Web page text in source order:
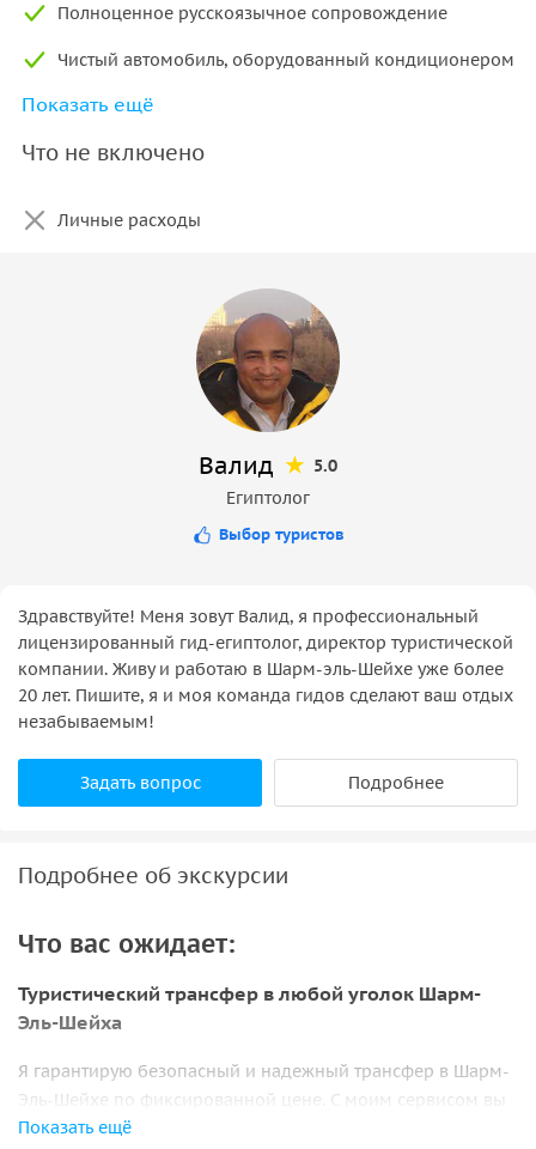
Полноценное русскоязычное сопровождение
Чистый автомобиль, оборудованный кондиционером
Вода и снеки
Показать ещё
Что не включено
Личные расходы
Валид
5.0
Египтолог
Выбор туристов
Здравствуйте! Меня зовут Валид, я профессиональный
лицензированный гид-египтолог, директор туристической
компании. Живу и работаю в Шарм-эль-Шейхе уже более
20 лет. Пишите, я и моя команда гидов сделают ваш отдых
незабываемым!
Задать вопрос Подробнее
Подробнее об экскурсии
Что вас ожидает:
Туристический трансфер в любой уголок Шарм-
Эль-Шейха
Я гарантирую безопасный и надежный трансфер в Шарм-
Эль-Шейхе по фиксированной цене. С моим сервисом вы
можете быть уверены, что автомобиль прибудет в
Показать ещё